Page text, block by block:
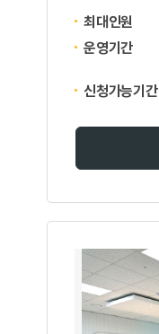
최대인원
운영기간
신청가능기간